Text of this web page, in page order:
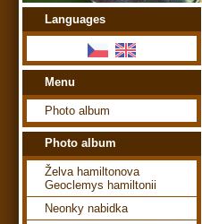
Languages
Menu
Photo album
Photo album
Želva hamiltonova
Geoclemys hamiltonii
Neonky nabidka